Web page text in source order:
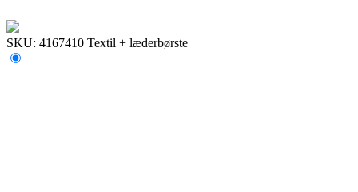
SKU: 4167410 Textil + læderbørste